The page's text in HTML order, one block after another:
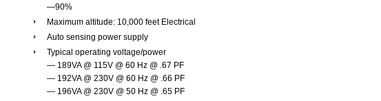
—90%
Maximum altitude: 10,000 feet Electrical
Auto sensing power supply
Typical operating voltage/power
— 189VA @ 115V @ 60 Hz @ .67 PF
— 192VA @ 230V @ 60 Hz @ .66 PF
— 196VA @ 230V @ 50 Hz @ .65 PF